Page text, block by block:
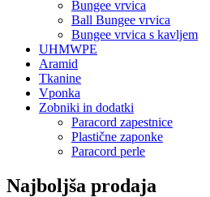
Bungee vrvica
Ball Bungee vrvica
Bungee vrvica s kavljem
UHMWPE
Aramid
Tkanine
Vponka
Zobniki in dodatki
Paracord zapestnice
Plastične zaponke
Paracord perle
Najboljša prodaja